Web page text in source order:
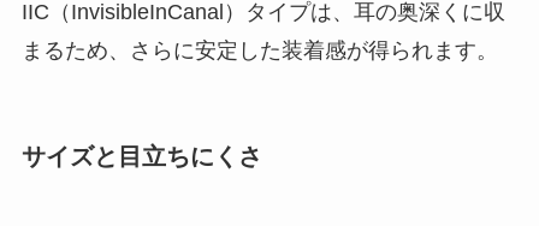
IIC（InvisibleInCanal）タイプは、耳の奥深くに収
まるため、さらに安定した装着感が得られます。
サイズと目立ちにくさ